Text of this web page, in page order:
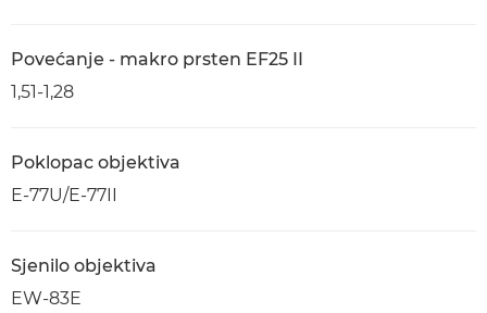
Povećanje - makro prsten EF25 II
1,51-1,28
Poklopac objektiva
E-77U/E-77II
Sjenilo objektiva
EW-83E